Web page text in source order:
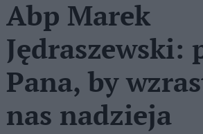
Abp Marek
Jędraszewski:
Pana, by
nas nadzieja